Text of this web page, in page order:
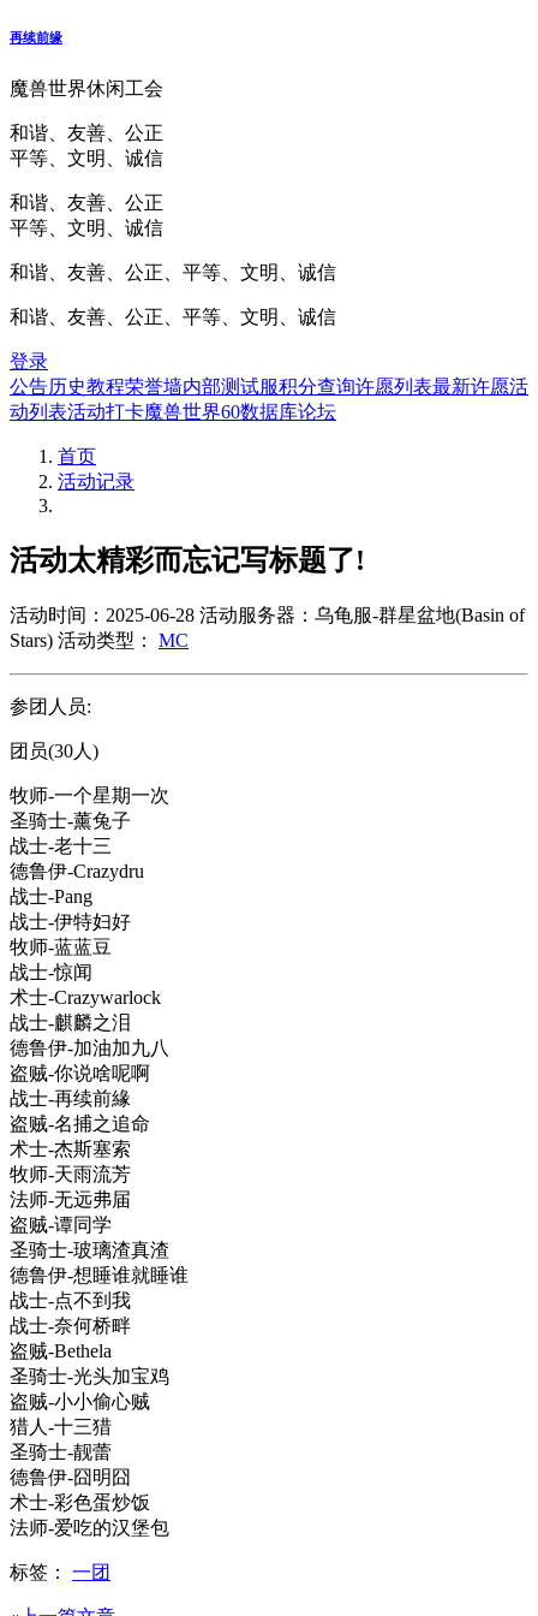
再续前缘
魔兽世界休闲工会
和谐、友善、公正
平等、文明、诚信
和谐、友善、公正
平等、文明、诚信
和谐、友善、公正、平等、文明、诚信
和谐、友善、公正、平等、文明、诚信
登录
公告历史教程荣誉墙内部测试服积分查询许愿列表最新许愿活
动列表活动打卡魔兽世界60数据库论坛
首页
活动记录
活动太精彩而忘记写标题了!
活动时间：2025-06-28 活动服务器：乌龟服-群星盆地(Basin of
Stars) 活动类型： MC
参团人员:
团员(30人)
牧师-一个星期一次
圣骑士-薰兔子
战士-老十三
德鲁伊-Crazydru
战士-Pang
战士-伊特妇好
牧师-蓝蓝豆
战士-惊闻
术士-Crazywarlock
战士-麒麟之泪
德鲁伊-加油加九八
盗贼-你说啥呢啊
战士-再续前緣
盗贼-名捕之追命
术士-杰斯塞索
牧师-天雨流芳
法师-无远弗届
盗贼-谭同学
圣骑士-玻璃渣真渣
德鲁伊-想睡谁就睡谁
战士-点不到我
战士-奈何桥畔
盗贼-Bethela
圣骑士-光头加宝鸡
盗贼-小小偷心贼
猎人-十三猎
圣骑士-靓蕾
德鲁伊-囧明囧
术士-彩色蛋炒饭
法师-爱吃的汉堡包
标签： 一团